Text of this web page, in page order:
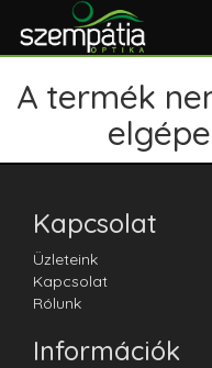
A termék
Kapcsolat
Üzleteink
Kapcsolat
Rólunk
Információk